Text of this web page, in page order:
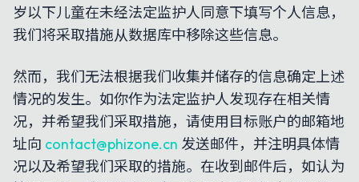
岁以下儿童在未经法定监护人同意下填写个人信息，
我们将采取措施从数据库中移除这些信息。
然而，我们无法根据我们收集并储存的信息确定上述
情况的发生。如你作为法定监护人发现存在相关情
况，并希望我们采取措施，请使用目标账户的邮箱地
址向 contact@phizone.cn 发送邮件，并注明具体情
况以及希望我们采取的措施。在收到邮件后，如认为